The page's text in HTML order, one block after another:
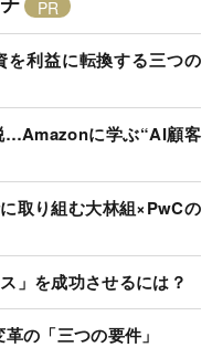
利益に転換する三つの
…Amazonに学ぶ“AI顧客
取り組む大林組×PwCの
」を成功させるには？
の「三つの要件」